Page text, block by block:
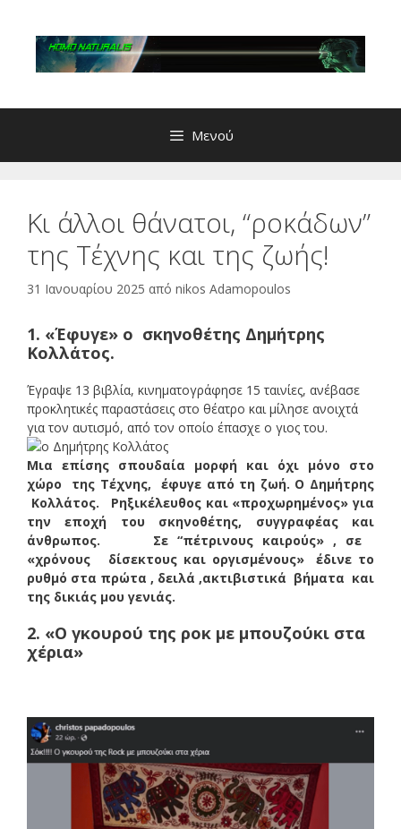
περιεχόμενο
Μενού
Κι άλλοι θάνατοι, “ροκάδων”
της Τέχνης και της ζωής!
31 Ιανουαρίου 2025 από nikos Adamopoulos
1. «Έφυγε» ο σκηνοθέτης Δημήτρης
Κολλάτος.
Έγραψε 13 βιβλία, κινηματογράφησε 15 ταινίες, ανέβασε
προκλητικές παραστάσεις στο θέατρο και μίλησε ανοιχτά
για τον αυτισμό, από τον οποίο έπασχε ο γιος του.
Μια επίσης σπουδαία μορφή και όχι μόνο στο
χώρο της Τέχνης, έφυγε από τη ζωή. Ο Δημήτρης
Κολλάτος. Ρηξικέλευθος και «προχωρημένος» για
την εποχή του σκηνοθέτης, συγγραφέας και
άνθρωπος. Σε “πέτρινους καιρούς» , σε
«χρόνους δίσεκτους και οργισμένους» έδινε το
ρυθμό στα πρώτα , δειλά ,ακτιβιστικά βήματα και
της δικιάς μου γενιάς.
2. «Ο γκουρού της ροκ με μπουζούκι στα
χέρια»